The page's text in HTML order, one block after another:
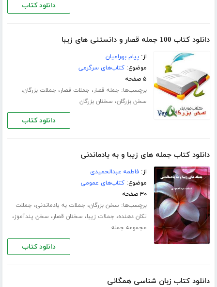
دانلود کتاب
دانلود کتاب 100 جمله قصار و دانستنی های زیبا
از:پیام بهرامیان
موضوع:کتاب‌های سرگرمی
۵ صفحه
برچسب‌ها: جمله قصار، جملات قصار، جملات بزرگان،
سخن بزرگان، سخنان بزرگان
دانلود کتاب
دانلود کتاب جمله های زیبا و به یادماندنی
از:فاطمه عبدالحمیدی
موضوع:کتاب‌های عمومی
۳۰ صفحه
برچسب‌ها: سخن بزرگان، جملات به یادماندنی، جملات
تکان دهنده، جملات زیبا، سخنان قصار، سخن پندآموز،
مجموعه جمله
دانلود کتاب
دانلود کتاب زبان شناسی همگانی